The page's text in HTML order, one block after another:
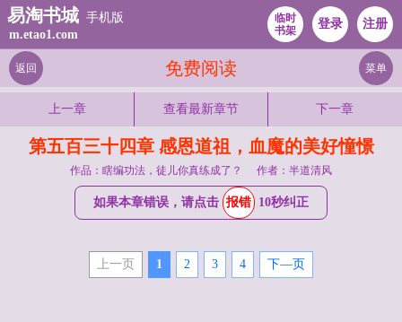
易淘书城 手机版
m.etao1.com
临时
书架
登录 注册
免费阅读
返回 菜单
上一章 查看最新章节 下一章
第五百三十四章 感恩道祖，血魔的美好憧憬
作品：瞎编功法，徒儿你真练成了？ 作者：半道清风
如果本章错误，请点击 报错 10秒纠正
上一页 1 2 3 4 下—页